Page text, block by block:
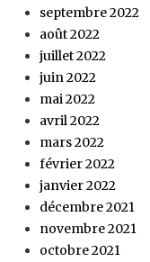
septembre 2022
août 2022
juillet 2022
juin 2022
mai 2022
avril 2022
mars 2022
février 2022
janvier 2022
décembre 2021
novembre 2021
octobre 2021